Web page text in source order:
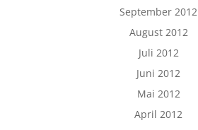
September 2012
August 2012
Juli 2012
Juni 2012
Mai 2012
April 2012